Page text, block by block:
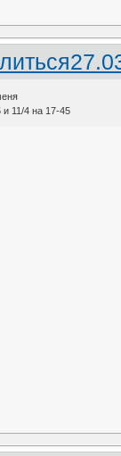
и 11/4 на 17-45